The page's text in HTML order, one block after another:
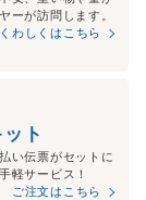
ーが訪問します。
くわしくはこちら
ト
い伝票がセットに
軽サービス！
ご注文はこちら